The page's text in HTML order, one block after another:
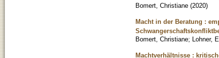
Bomert, Christiane (2020)
Macht in der Beratung :
Bomert, Christiane; Lohner,
Machtverhältnisse :